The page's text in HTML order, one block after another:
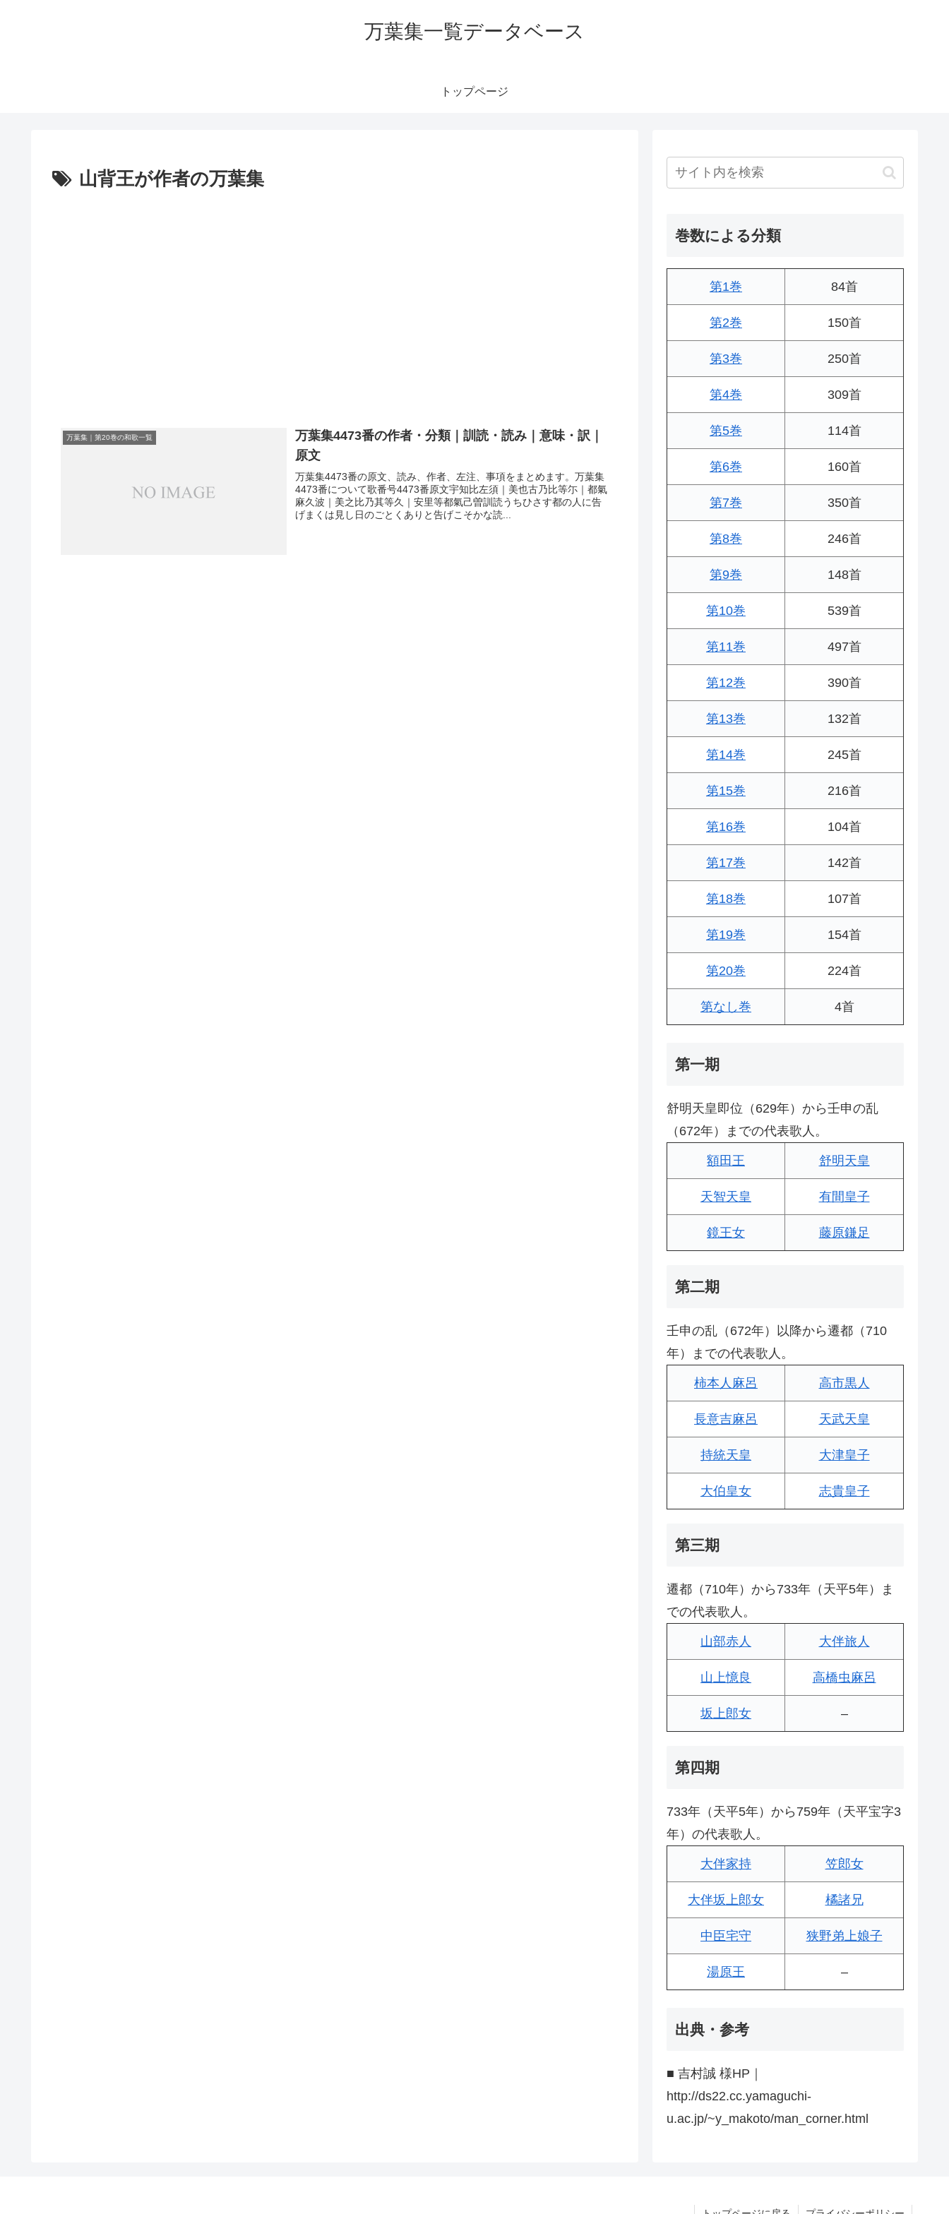
万葉集一覧データベース
トップページ
山背王が作者の万葉集
万葉集｜第20巻の和歌一覧
万葉集4473番の作者・分類｜訓読・読み｜意味・訳｜
原文
万葉集4473番の原文、読み、作者、左注、事項をまとめます。万葉集
4473番について歌番号4473番原文宇知比左須｜美也古乃比等尓｜都氣
麻久波｜美之比乃其等久｜安里等都氣己曽訓読うちひさす都の人に告
げまくは見し日のごとくありと告げこそかな読...
巻数による分類
第1巻 84首
第2巻 150首
第3巻 250首
第4巻 309首
第5巻 114首
第6巻 160首
第7巻 350首
第8巻 246首
第9巻 148首
第10巻 539首
第11巻 497首
第12巻 390首
第13巻 132首
第14巻 245首
第15巻 216首
第16巻 104首
第17巻 142首
第18巻 107首
第19巻 154首
第20巻 224首
第なし巻 4首
第一期
舒明天皇即位（629年）から壬申の乱
（672年）までの代表歌人。
額田王 舒明天皇
天智天皇 有間皇子
鏡王女 藤原鎌足
第二期
壬申の乱（672年）以降から遷都（710
年）までの代表歌人。
柿本人麻呂 高市黒人
長意吉麻呂 天武天皇
持統天皇 大津皇子
大伯皇女 志貴皇子
第三期
遷都（710年）から733年（天平5年）ま
での代表歌人。
山部赤人 大伴旅人
山上憶良 高橋虫麻呂
坂上郎女 –
第四期
733年（天平5年）から759年（天平宝字3
年）の代表歌人。
大伴家持 笠郎女
大伴坂上郎女 橘諸兄
中臣宅守 狭野弟上娘子
湯原王 –
出典・参考
■ 吉村誠 様HP｜
http://ds22.cc.yamaguchi-
u.ac.jp/~y_makoto/man_corner.html